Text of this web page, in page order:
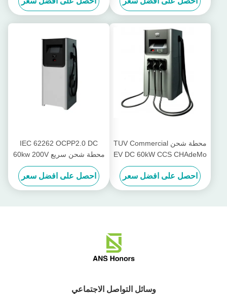
محطة شحن TUV Commercial
EV DC 60kW CCS CHAdeMo
9 بوصة تعمل باللمس
احصل على افضل سعر
IEC 62262 OCPP2.0 DC
محطة شحن سريع 60kw 200V
إلى 750V للسيارة الكهربائية
احصل على افضل سعر
وسائل التواصل الاجتماعي